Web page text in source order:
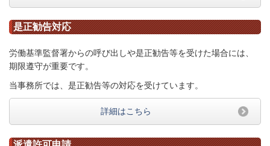
是正勧告対応
労働基準監督署からの呼び出しや是正勧告等を受けた場合には、
期限遵守が重要です。
当事務所では、是正勧告等の対応を受けています。
詳細はこちら